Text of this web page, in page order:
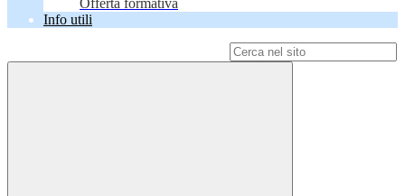
Offerta formativa
Info utili